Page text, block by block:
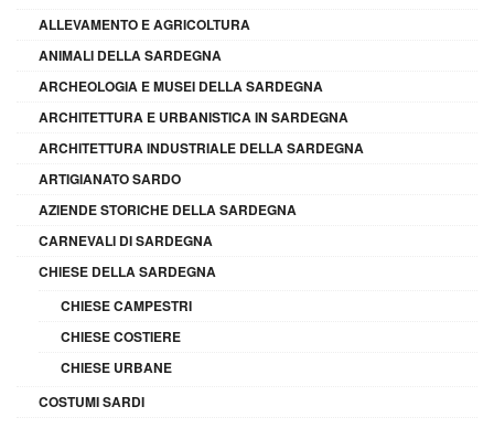
ALLEVAMENTO E AGRICOLTURA
ANIMALI DELLA SARDEGNA
ARCHEOLOGIA E MUSEI DELLA SARDEGNA
ARCHITETTURA E URBANISTICA IN SARDEGNA
ARCHITETTURA INDUSTRIALE DELLA SARDEGNA
ARTIGIANATO SARDO
AZIENDE STORICHE DELLA SARDEGNA
CARNEVALI DI SARDEGNA
CHIESE DELLA SARDEGNA
CHIESE CAMPESTRI
CHIESE COSTIERE
CHIESE URBANE
COSTUMI SARDI